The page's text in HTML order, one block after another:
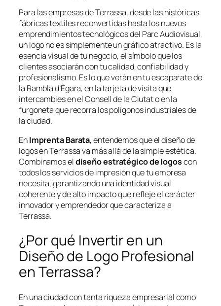
Para las empresas de Terrassa, desde las históricas
fábricas textiles reconvertidas hasta los nuevos
emprendimientos tecnológicos del Parc Audiovisual,
un logo no es simplemente un gráfico atractivo. Es la
esencia visual de tu negocio, el símbolo que los
clientes asociarán con tu calidad, confiabilidad y
profesionalismo. Es lo que verán en tu escaparate de
la Rambla d’Ègara, en la tarjeta de visita que
intercambies en el Consell de la Ciutat o en la
furgoneta que recorra los polígonos industriales de
la ciudad.
EnImprenta Barata, entendemos que el diseño de
logos en Terrassa va más allá de la simple estética.
Combinamos eldiseño estratégico de logoscon
todos los servicios de impresión que tu empresa
necesita, garantizando una identidad visual
coherente y de alto impacto que refleje el carácter
innovador y emprendedor que caracteriza a
Terrassa.
¿Por qué Invertir en un
Diseño de Logo Profesional
en Terrassa?
En una ciudad con tanta riqueza empresarial como